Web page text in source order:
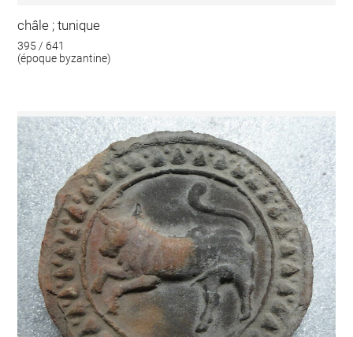
châle ; tunique
395 / 641
(époque byzantine)